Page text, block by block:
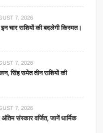
7, 2026
चार राशियों की बदलेगी किस्मत।
7, 2026
सिंह समेत तीन राशियों की
7, 2026
संस्कार वर्जित, जानें धार्मिक